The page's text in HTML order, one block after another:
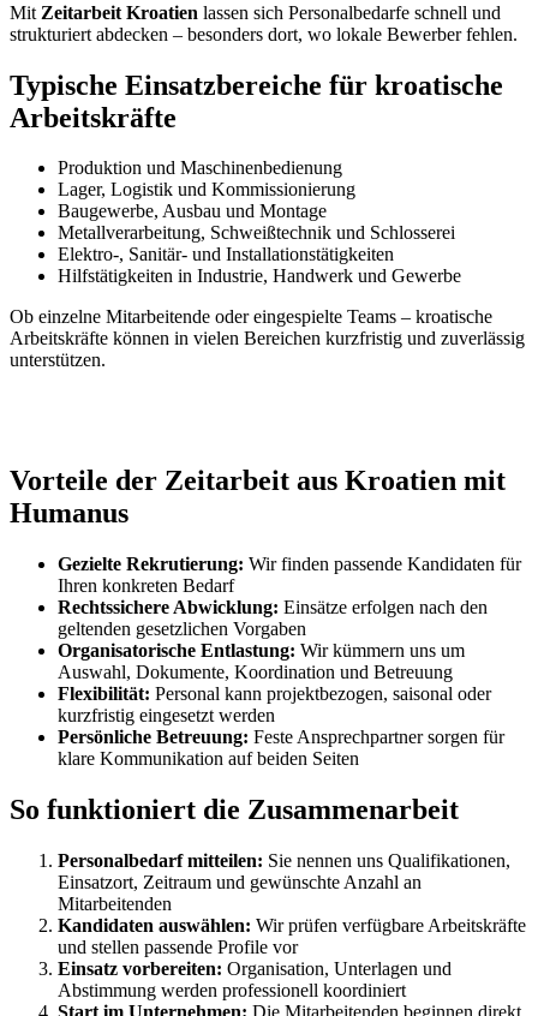
Mit Zeitarbeit Kroatien lassen sich Personalbedarfe schnell und
strukturiert abdecken – besonders dort, wo lokale Bewerber fehlen.
Typische Einsatzbereiche für kroatische
Arbeitskräfte
Produktion und Maschinenbedienung
Lager, Logistik und Kommissionierung
Baugewerbe, Ausbau und Montage
Metallverarbeitung, Schweißtechnik und Schlosserei
Elektro-, Sanitär- und Installationstätigkeiten
Hilfstätigkeiten in Industrie, Handwerk und Gewerbe
Ob einzelne Mitarbeitende oder eingespielte Teams – kroatische
Arbeitskräfte können in vielen Bereichen kurzfristig und zuverlässig
unterstützen.
Vorteile der Zeitarbeit aus Kroatien mit
Humanus
Gezielte Rekrutierung: Wir finden passende Kandidaten für
Ihren konkreten Bedarf
Rechtssichere Abwicklung: Einsätze erfolgen nach den
geltenden gesetzlichen Vorgaben
Organisatorische Entlastung: Wir kümmern uns um
Auswahl, Dokumente, Koordination und Betreuung
Flexibilität: Personal kann projektbezogen, saisonal oder
kurzfristig eingesetzt werden
Persönliche Betreuung: Feste Ansprechpartner sorgen für
klare Kommunikation auf beiden Seiten
So funktioniert die Zusammenarbeit
Personalbedarf mitteilen: Sie nennen uns Qualifikationen,
Einsatzort, Zeitraum und gewünschte Anzahl an
Mitarbeitenden
Kandidaten auswählen: Wir prüfen verfügbare Arbeitskräfte
und stellen passende Profile vor
Einsatz vorbereiten: Organisation, Unterlagen und
Abstimmung werden professionell koordiniert